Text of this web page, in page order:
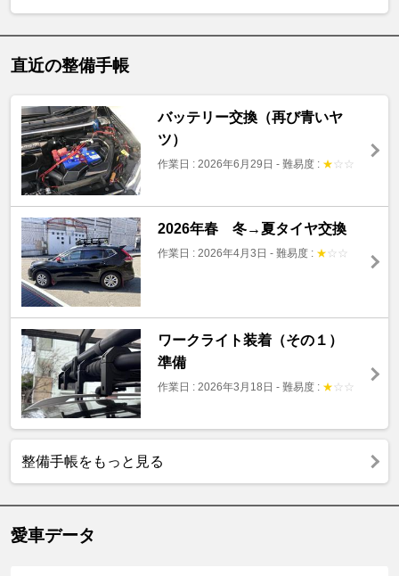
直近の整備手帳
バッテリー交換（再び青いヤ
ツ）
作業日 : 2026年6月29日 - 難易度 : ★ ☆ ☆
2026年春 冬→夏タイヤ交換
作業日 : 2026年4月3日 - 難易度 : ★ ☆ ☆
ワークライト装着（その１）
準備
作業日 : 2026年3月18日 - 難易度 : ★ ☆ ☆
整備手帳をもっと見る
愛車データ